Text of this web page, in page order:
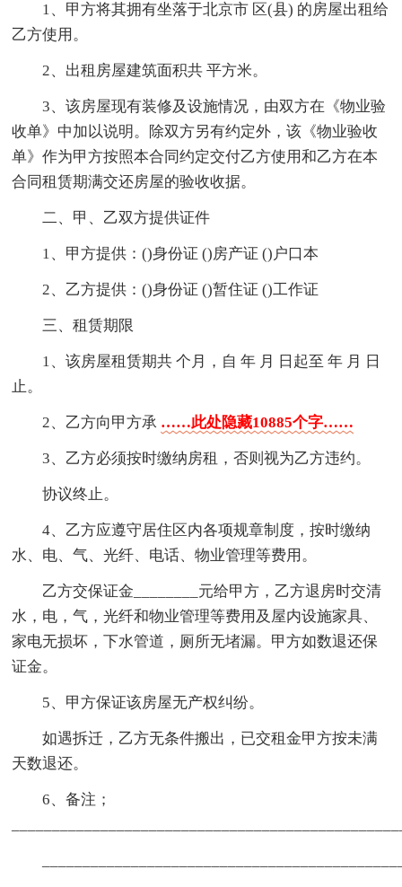
1、甲方将其拥有坐落于北京市 区(县) 的房屋出租给
乙方使用。
2、出租房屋建筑面积共 平方米。
3、该房屋现有装修及设施情况，由双方在《物业验
收单》中加以说明。除双方另有约定外，该《物业验收
单》作为甲方按照本合同约定交付乙方使用和乙方在本
合同租赁期满交还房屋的验收收据。
二、甲、乙双方提供证件
1、甲方提供：()身份证 ()房产证 ()户口本
2、乙方提供：()身份证 ()暂住证 ()工作证
三、租赁期限
1、该房屋租赁期共 个月，自 年 月 日起至 年 月 日
止。
2、乙方向甲方承 ……此处隐藏10885个字……
3、乙方必须按时缴纳房租，否则视为乙方违约。
协议终止。
4、乙方应遵守居住区内各项规章制度，按时缴纳
水、电、气、光纤、电话、物业管理等费用。
乙方交保证金________元给甲方，乙方退房时交清
水，电，气，光纤和物业管理等费用及屋内设施家具、
家电无损坏，下水管道，厕所无堵漏。甲方如数退还保
证金。
5、甲方保证该房屋无产权纠纷。
如遇拆迁，乙方无条件搬出，已交租金甲方按未满
天数退还。
6、备注；